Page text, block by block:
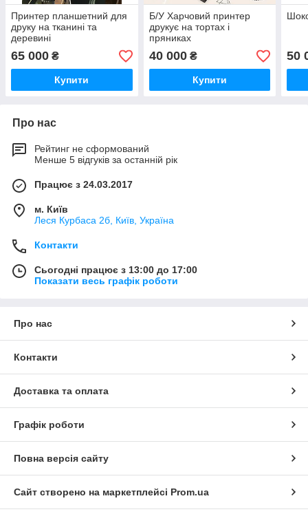
Принтер планшетний для
друку на тканині та
деревині
65 000 ₴
Купити
Б/У Харчовий принтер
друкує на тортах і
пряниках
40 000₴
Купити
50
Про нас
Рейтинг не сформований
Менше 5 відгуків за останній рік
Працює з 24.03.2017
м. Київ
Леся Курбаса 2б, Київ, Україна
Контакти
Сьогодні працює з 13:00 до 17:00
Показати весь графік роботи
Про нас
Контакти
Доставка та оплата
Графік роботи
Повна версія сайту
Сайт створено на маркетплейсі Prom.ua